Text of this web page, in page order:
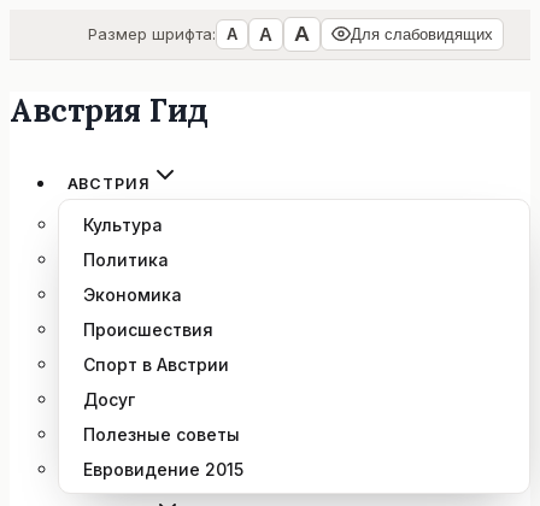
Размер шрифта: А А А Для слабовидящих
Перейти
содержимому
Австрия Гид
АВСТРИЯ
Культура
Политика
Экономика
Происшествия
Спорт в Австрии
Досуг
Полезные советы
Евровидение 2015